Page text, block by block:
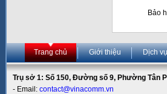
Bảo
Trang chủ Giới thiệu Dịch vụ
Trụ sở 1: Số 150, Đường số 9, Phường Tân
- Email: contact@vinacomm.vn